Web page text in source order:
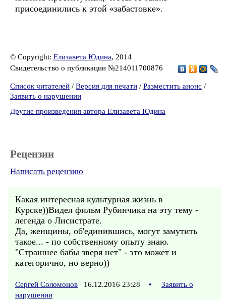
присоединились к этой «забастовке».
© Copyright: Елизавета Юдина, 2014
Свидетельство о публикации №214011700876
Список читателей / Версия для печати / Разместить анонс /
Заявить о нарушении
Другие произведения автора Елизавета Юдина
Рецензии
Написать рецензию
Какая интересная культурная жизнь в
Курске))Видел фильм Рубинчика на эту тему -
легенда о Лисистрате.
Да, женщины, об'единившись, могут замутить
такое... - по собственному опыту знаю.
"Страшнее бабы зверя нет" - это может и
категорично, но верно))
Сергей Соломонов 16.12.2016 23:28 •
Заявить о
нарушении